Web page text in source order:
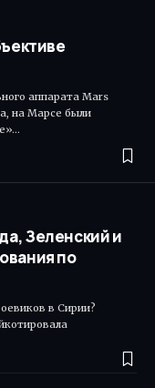
аппарата Mars
на Марсе были
Зеленский и
по
в Сирии?